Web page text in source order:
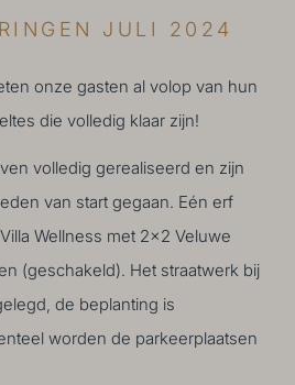
JULI 2024
onze gasten al volop van hun
die volledig klaar zijn!
volledig gerealiseerd en zijn
van start gegaan. Eén erf
Wellness met 2x2 Veluwe
(geschakeld). Het straatwerk bij
de beplanting is
worden de parkeerplaatsen